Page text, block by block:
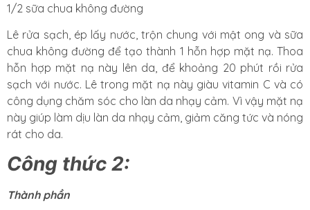
1/2 sữa chua không đường
Lê rửa sạch, ép lấy nước, trộn chung với mật ong và sữa
chua không đường để tạo thành 1 hỗn hợp mặt nạ. Thoa
hỗn hợp mặt nạ này lên da, để khoảng 20 phút rồi rửa
sạch với nước. Lê trong mặt nạ này giàu vitamin C và có
công dụng chăm sóc cho làn da nhạy cảm. Vì vậy mặt nạ
này giúp làm dịu làn da nhạy cảm, giảm căng tức và nóng
rát cho da.
Công thức 2:
Thành phần